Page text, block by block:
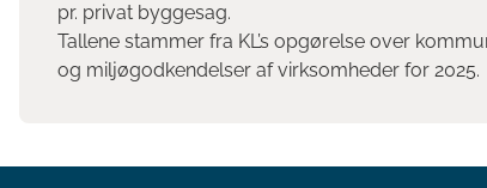
pr. privat byggesag.
Tallene stammer fra KL’s opgørelse over
og miljøgodkendelser af virksomheder for 2025.